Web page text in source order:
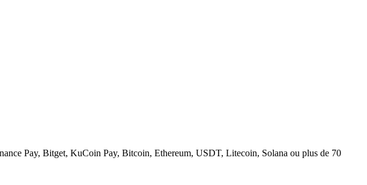
Pay, Bitget, KuCoin Pay, Bitcoin, Ethereum, USDT, Litecoin, Solana ou plus de 70